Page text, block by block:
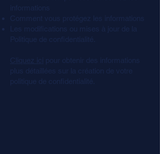
Comment vous protégez les informations
Les modifications ou mises à jour de la
Politique de confidentialité.
Cliquez ici
pour obtenir des informations
plus détaillées sur la création de votre
politique de confidentialité.